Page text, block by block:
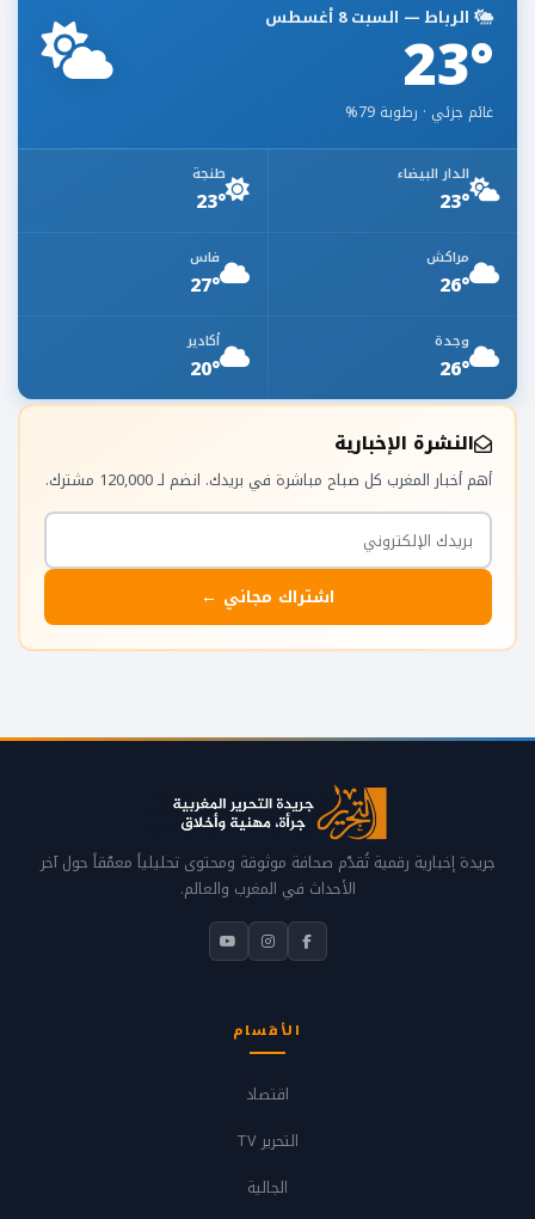
الرباط — السبت 8 أغسطس
23°
غائم جزئي · رطوبة 79%
الدار البيضاء
23°
طنجة
23°
مراكش
26°
فاس
27°
وجدة
26°
أكادير
20°
النشرة الإخبارية
أهم أخبار المغرب كل صباح مباشرة في بريدك. انضم لـ 120,000 مشترك.
اشتراك مجاني ←
جريدة إخبارية رقمية تُقدّم صحافة موثوقة ومحتوى تحليلياً معمّقاً حول آخر
الأحداث في المغرب والعالم.
الأقسام
اقتصاد
التحرير TV
الجالية